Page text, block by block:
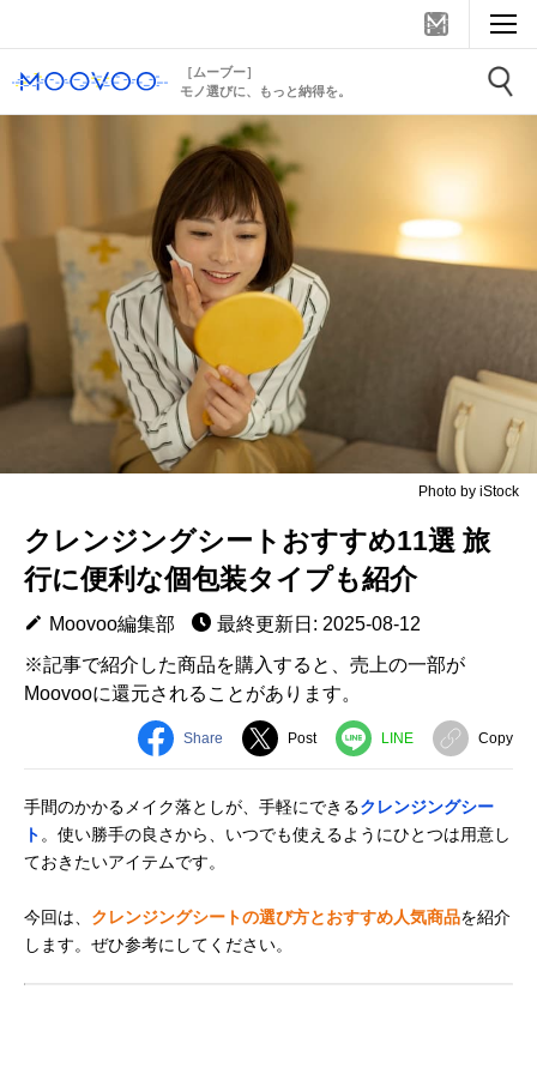
［ムーブー］
モノ選びに、もっと納得を。
Photo by iStock
クレンジングシートおすすめ11選 旅
行に便利な個包装タイプも紹介
Moovoo編集部
最終更新日: 2025-08-12
※記事で紹介した商品を購入すると、売上の一部が
Moovooに還元されることがあります。
Share Post LINE Copy
手間のかかるメイク落としが、手軽にできるクレンジングシー
ト 。使い勝手の良さから、いつでも使えるようにひとつは用意し
ておきたいアイテムです。
今回は、 クレンジングシートの選び方とおすすめ人気商品を紹介
します。ぜひ参考にしてください。